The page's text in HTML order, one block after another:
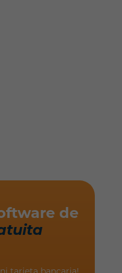
de